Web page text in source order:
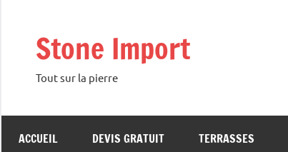
contenuStone Import
Tout sur la pierre
ACCUEIL DEVIS GRATUIT TERRASSES